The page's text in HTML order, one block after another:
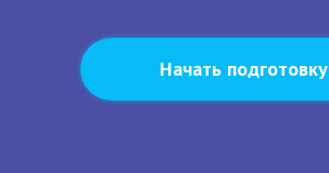
Начать подготовку